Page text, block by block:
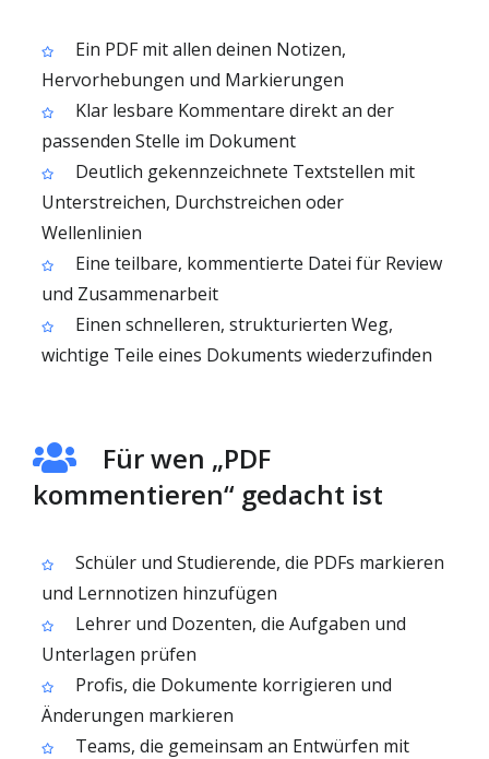
Ein PDF mit allen deinen Notizen,
Hervorhebungen und Markierungen
Klar lesbare Kommentare direkt an der
passenden Stelle im Dokument
Deutlich gekennzeichnete Textstellen mit
Unterstreichen, Durchstreichen oder
Wellenlinien
Eine teilbare, kommentierte Datei für Review
und Zusammenarbeit
Einen schnelleren, strukturierten Weg,
wichtige Teile eines Dokuments wiederzufinden
Für wen „PDF
kommentieren“ gedacht ist
Schüler und Studierende, die PDFs markieren
und Lernnotizen hinzufügen
Lehrer und Dozenten, die Aufgaben und
Unterlagen prüfen
Profis, die Dokumente korrigieren und
Änderungen markieren
Teams, die gemeinsam an Entwürfen mit